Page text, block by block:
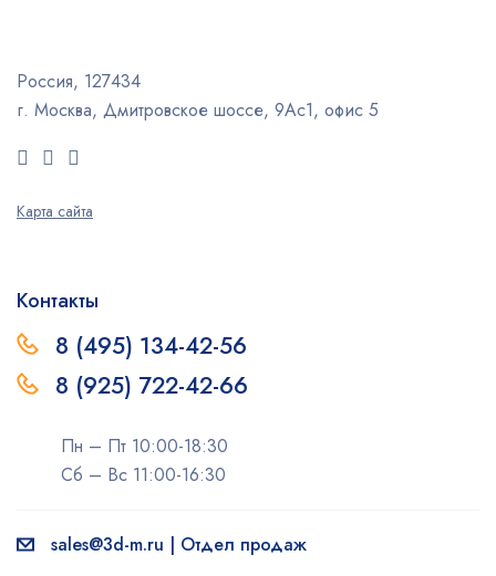
Россия, 127434
г. Москва, Дмитровское шоссе, 9Ас1, офис 5
Карта сайта
Контакты
8 (495) 134-42-56
8 (925) 722-42-66
Пн – Пт 10:00-18:30
Сб – Вс 11:00-16:30
sales@3d-m.ru | Отдел продаж